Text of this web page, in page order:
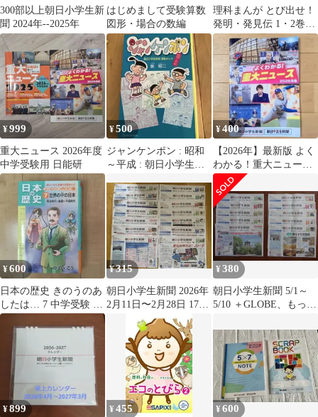
300部以上朝日小学生新
聞 2024年--2025年
はじめまして受験算数
図形・場合の数編
理科まんが とび出せ！
発明・発見伝 1・2巻セ
ット 朝日小学生新聞
¥999
重大ニュース 2026年度
中学受験用 日能研
¥500
ジャンケンポン : 昭和
～平成 : 朝日小学生新
¥400
【2026年】最新版 よく
わかる！重大ニュース
時事問題 朝日小学生新
聞
¥600
日本の歴史 きのうのあ
したは… 7 中学受験 朝
日小学生新聞
¥315
朝日小学生新聞 2026年
2月11日〜2月28日 17日
分 ゆりあん 朝夏まなと
¥380
朝日小学生新聞 5/1～
5/10 ＋GLOBE、もっと
¥899 ¥455 ¥600